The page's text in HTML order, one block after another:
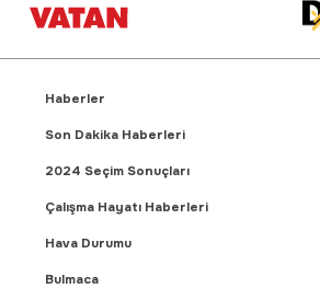
Haberler
Son Dakika Haberleri
2024 Seçim Sonuçları
Çalışma Hayatı Haberleri
Hava Durumu
Bulmaca